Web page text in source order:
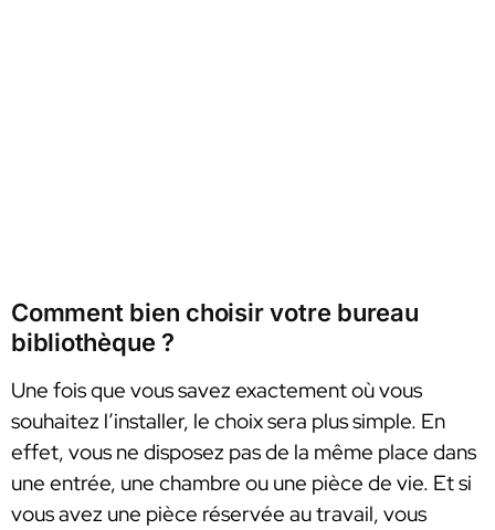
Comment bien choisir votre bureau
bibliothèque ?
Une fois que vous savez exactement où vous
souhaitez l’installer, le choix sera plus simple. En
effet, vous ne disposez pas de la même place dans
une entrée, une chambre ou une pièce de vie. Et si
vous avez une pièce réservée au travail, vous